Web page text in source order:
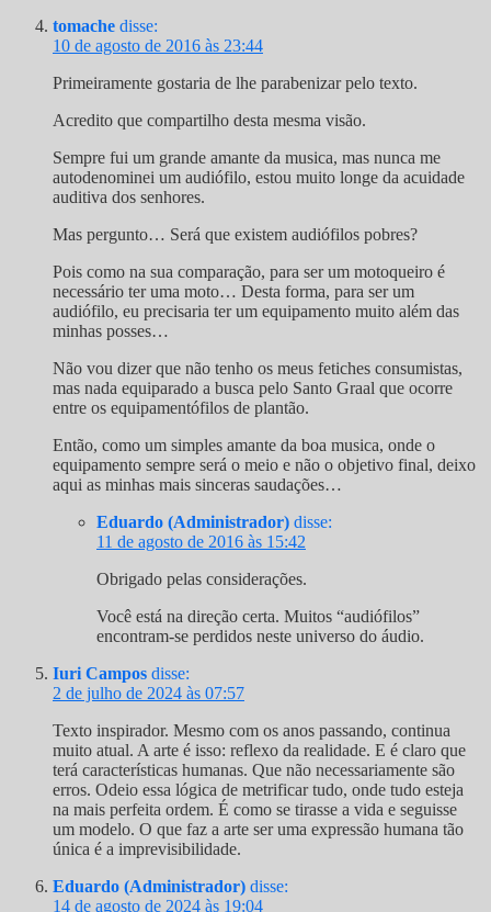
tomache disse:
10 de agosto de 2016 às 23:44
Primeiramente gostaria de lhe parabenizar pelo texto.
Acredito que compartilho desta mesma visão.
Sempre fui um grande amante da musica, mas nunca me
autodenominei um audiófilo, estou muito longe da acuidade
auditiva dos senhores.
Mas pergunto… Será que existem audiófilos pobres?
Pois como na sua comparação, para ser um motoqueiro é
necessário ter uma moto… Desta forma, para ser um
audiófilo, eu precisaria ter um equipamento muito além das
minhas posses…
Não vou dizer que não tenho os meus fetiches consumistas,
mas nada equiparado a busca pelo Santo Graal que ocorre
entre os equipamentófilos de plantão.
Então, como um simples amante da boa musica, onde o
equipamento sempre será o meio e não o objetivo final, deixo
aqui as minhas mais sinceras saudações…
Eduardo (Administrador) disse:
11 de agosto de 2016 às 15:42
Obrigado pelas considerações.
Você está na direção certa. Muitos “audiófilos”
encontram-se perdidos neste universo do áudio.
Iuri Campos disse:
2 de julho de 2024 às 07:57
Texto inspirador. Mesmo com os anos passando, continua
muito atual. A arte é isso: reflexo da realidade. E é claro que
terá características humanas. Que não necessariamente são
erros. Odeio essa lógica de metrificar tudo, onde tudo esteja
na mais perfeita ordem. É como se tirasse a vida e seguisse
um modelo. O que faz a arte ser uma expressão humana tão
única é a imprevisibilidade.
Eduardo (Administrador) disse:
14 de agosto de 2024 às 19:04